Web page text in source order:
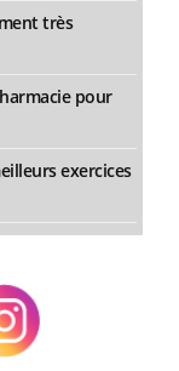
très
pour
exercices